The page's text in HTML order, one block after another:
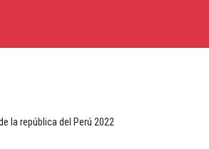
la república del Perú 2022